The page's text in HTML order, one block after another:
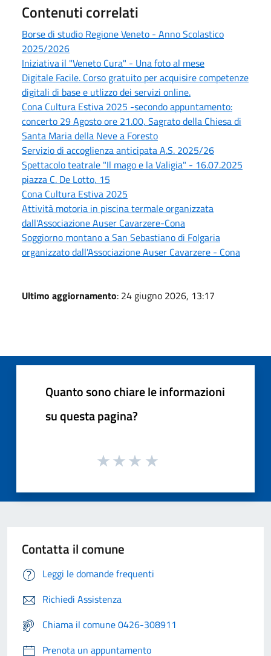
Contenuti correlati
Borse di studio Regione Veneto - Anno Scolastico
2025/2026
Iniziativa il "Veneto Cura" - Una foto al mese
Digitale Facile. Corso gratuito per acquisire competenze
digitali di base e utlizzo dei servizi online.
Cona Cultura Estiva 2025 -secondo appuntamento:
concerto 29 Agosto ore 21.00, Sagrato della Chiesa di
Santa Maria della Neve a Foresto
Servizio di accoglienza anticipata A.S. 2025/26
Spettacolo teatrale "Il mago e la Valigia" - 16.07.2025
piazza C. De Lotto, 15
Cona Cultura Estiva 2025
Attività motoria in piscina termale organizzata
dall'Associazione Auser Cavarzere-Cona
Soggiorno montano a San Sebastiano di Folgaria
organizzato dall'Associazione Auser Cavarzere - Cona
Ultimo aggiornamento: 24 giugno 2026, 13:17
Quanto sono chiare le informazioni
su questa pagina?
Contatta il comune
Leggi le domande frequenti
Richiedi Assistenza
Chiama il comune 0426-308911
Prenota un appuntamento